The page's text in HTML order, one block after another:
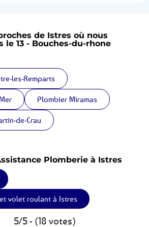
de Istres où nous
le 13 - Bouches-du-rhone
les-Remparts
Plombier Miramas
de-Crau
Plomberie à Istres
volet roulant à Istres
5/5 - (18 votes)